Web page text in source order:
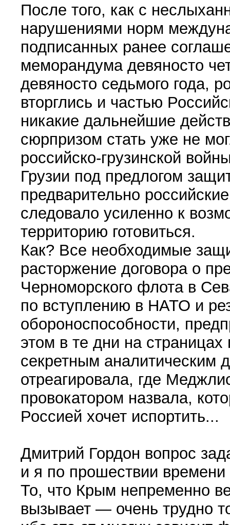
После того, как с
нарушениями норм
подписанных ранее
меморандума девяносто
девяносто седьмого года,
вторглись и частью
никакие дальнейшие
сюрпризом стать уже не
российско-грузинской
Грузии под предлогом
предварительно
следовало усиленно к
территорию готовиться.
Как? Все необходимые
расторжение договора о
Черноморского флота в
по вступлению в НАТО и
обороноспособности,
этом в те дни на
секретным аналитическим
отреагировала, где
провокатором назвала,
Россией хочет испортить...
Дмитрий Гордон вопрос
и я по прошествии
То, что Крым непременно
вызывает — очень трудно